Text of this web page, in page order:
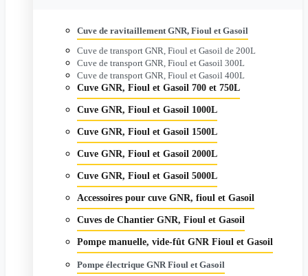
Cuve de ravitaillement GNR, Fioul et Gasoil
Cuve de transport GNR, Fioul et Gasoil de 200L
Cuve de transport GNR, Fioul et Gasoil 300L
Cuve de transport GNR, Fioul et Gasoil 400L
Cuve GNR, Fioul et Gasoil 700 et 750L
Cuve GNR, Fioul et Gasoil 1000L
Cuve GNR, Fioul et Gasoil 1500L
Cuve GNR, Fioul et Gasoil 2000L
Cuve GNR, Fioul et Gasoil 5000L
Accessoires pour cuve GNR, fioul et Gasoil
Cuves de Chantier GNR, Fioul et Gasoil
Pompe manuelle, vide-fût GNR Fioul et Gasoil
Pompe électrique GNR Fioul et Gasoil